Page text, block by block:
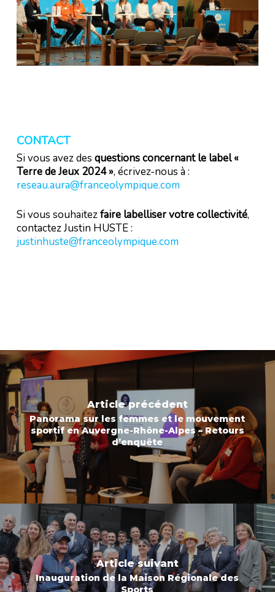
CONTACT
Si vous avez des questions concernant le label «
Terre de Jeux 2024 », écrivez-nous à :
reseau.aura@franceolympique.com
Si vous souhaitezfaire labelliser votre collectivité,
contactez Justin HUSTE :
justinhuste@franceolympique.com
Article précédent
Panorama sur les femmes et le mouvement
sportif en Auvergne-Rhône-Alpes – Retours
d’enquête
Article suivant
Inauguration de la Maison Régionale des
Sports